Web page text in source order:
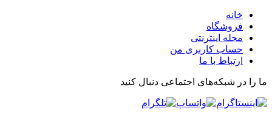
خانه
فروشگاه
مجله اینترنتی
حساب کاربری من
ارتباط با ما
ما را در شبکه‌های اجتماعی دنبال کنید